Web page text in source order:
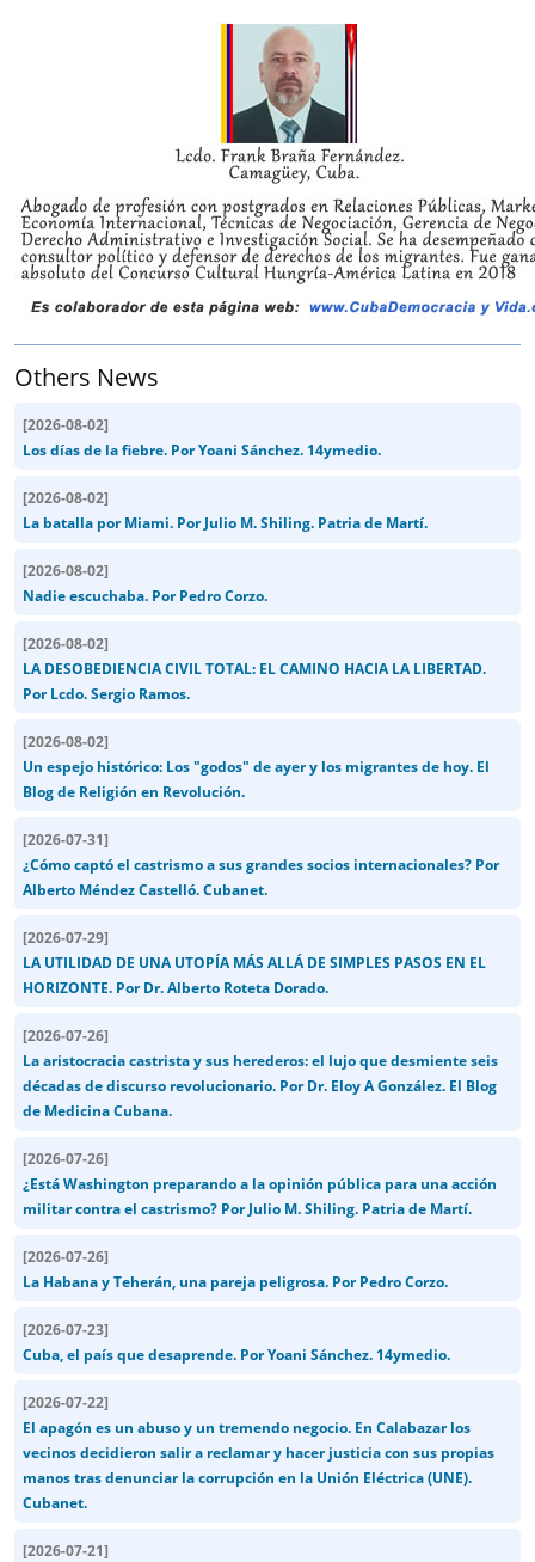
Others News
[2026-08-02]
Los días de la fiebre. Por Yoani Sánchez. 14ymedio.
[2026-08-02]
La batalla por Miami. Por Julio M. Shiling. Patria de Martí.
[2026-08-02]
Nadie escuchaba. Por Pedro Corzo.
[2026-08-02]
LA DESOBEDIENCIA CIVIL TOTAL: EL CAMINO HACIA LA LIBERTAD.
Por Lcdo. Sergio Ramos.
[2026-08-02]
Un espejo histórico: Los "godos" de ayer y los migrantes de hoy. El
Blog de Religión en Revolución.
[2026-07-31]
¿Cómo captó el castrismo a sus grandes socios internacionales? Por
Alberto Méndez Castelló. Cubanet.
[2026-07-29]
LA UTILIDAD DE UNA UTOPÍA MÁS ALLÁ DE SIMPLES PASOS EN EL
HORIZONTE. Por Dr. Alberto Roteta Dorado.
[2026-07-26]
La aristocracia castrista y sus herederos: el lujo que desmiente seis
décadas de discurso revolucionario. Por Dr. Eloy A González. El Blog
de Medicina Cubana.
[2026-07-26]
¿Está Washington preparando a la opinión pública para una acción
militar contra el castrismo? Por Julio M. Shiling. Patria de Martí.
[2026-07-26]
La Habana y Teherán, una pareja peligrosa. Por Pedro Corzo.
[2026-07-23]
Cuba, el país que desaprende. Por Yoani Sánchez. 14ymedio.
[2026-07-22]
El apagón es un abuso y un tremendo negocio. En Calabazar los
vecinos decidieron salir a reclamar y hacer justicia con sus propias
manos tras denunciar la corrupción en la Unión Eléctrica (UNE).
Cubanet.
[2026-07-21]